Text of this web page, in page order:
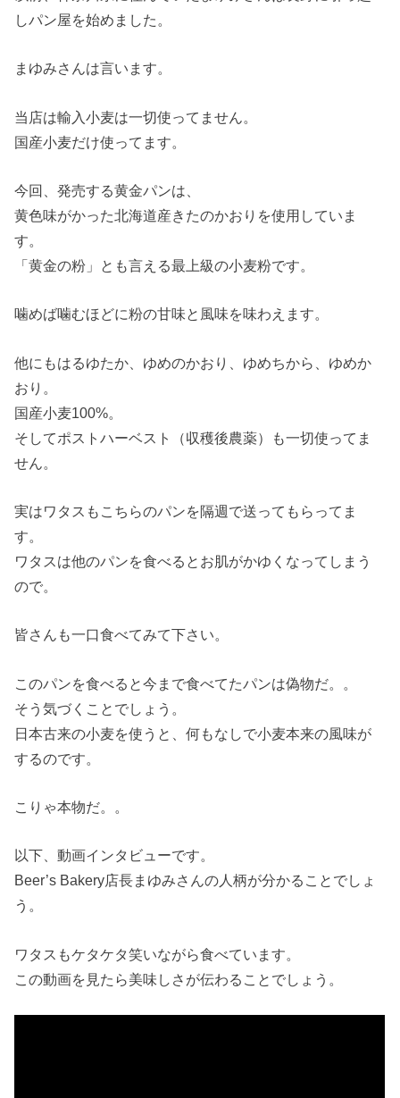
しパン屋を始めました。
まゆみさんは言います。
当店は輸入小麦は一切使ってません。
国産小麦だけ使ってます。
今回、発売する黄金パンは、
黄色味がかった北海道産きたのかおりを使用していま
す。
「黄金の粉」とも言える最上級の小麦粉です。
噛めば噛むほどに粉の甘味と風味を味わえます。
他にもはるゆたか、ゆめのかおり、ゆめちから、ゆめか
おり。
国産小麦100%。
そしてポストハーベスト（収穫後農薬）も一切使ってま
せん。
実はワタスもこちらのパンを隔週で送ってもらってま
す。
ワタスは他のパンを食べるとお肌がかゆくなってしまう
ので。
皆さんも一口食べてみて下さい。
このパンを食べると今まで食べてたパンは偽物だ。。
そう気づくことでしょう。
日本古来の小麦を使うと、何もなしで小麦本来の風味が
するのです。
こりゃ本物だ。。
以下、動画インタビューです。
Beer’s Bakery店長まゆみさんの人柄が分かることでしょ
う。
ワタスもケタケタ笑いながら食べています。
この動画を見たら美味しさが伝わることでしょう。